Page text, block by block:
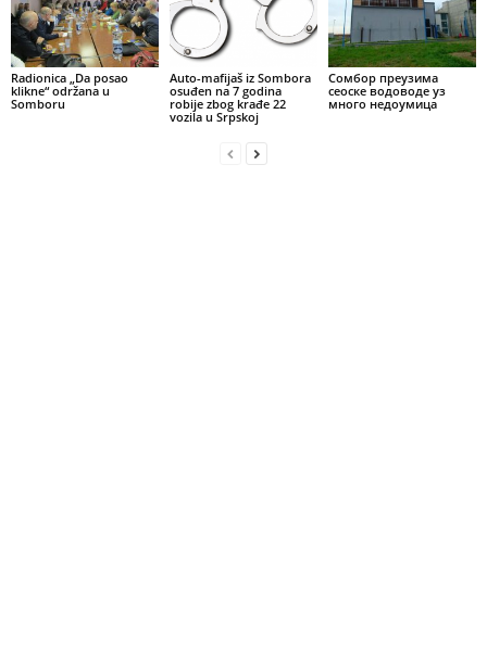
Radionica „Da posao
klikne“ održana u
Somboru
Auto-mafijaš iz Sombora
osuđen na 7 godina
robije zbog krađe 22
vozila u Srpskoj
Сомбор преузима
сеоске водоводе уз
много недоумица